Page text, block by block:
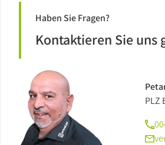
Haben Sie Fragen?
Kontaktieren Sie uns
PLZ